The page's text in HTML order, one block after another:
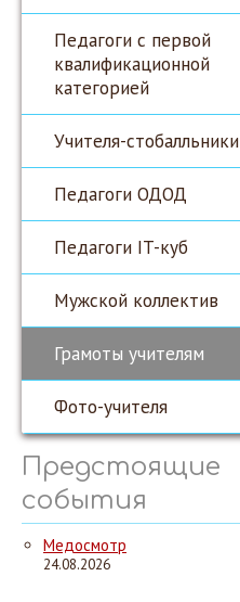
Педагоги с первой
квалификационной
категорией
Учителя-стобалльники
Педагоги ОДОД
Педагоги IT-куб
Мужской коллектив
Грамоты учителям
Фото-учителя
Предстоящие
события
Медосмотр
24.08.2026